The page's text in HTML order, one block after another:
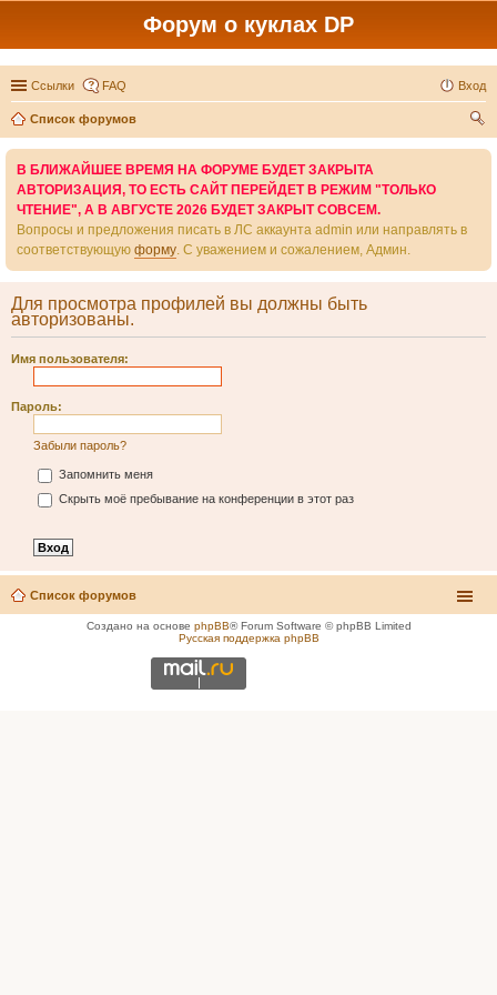
Форум о куклах DP
Ссылки FAQ Вход
Список форумов
В БЛИЖАЙШЕЕ ВРЕМЯ НА ФОРУМЕ БУДЕТ ЗАКРЫТА
АВТОРИЗАЦИЯ, ТО ЕСТЬ САЙТ ПЕРЕЙДЕТ В РЕЖИМ "ТОЛЬКО
ЧТЕНИЕ", А В АВГУСТЕ 2026 БУДЕТ ЗАКРЫТ СОВСЕМ.
Вопросы и предложения писать в ЛС аккаунта admin или направлять в
соответствующую форму. С уважением и сожалением, Админ.
Для просмотра профилей вы должны быть
авторизованы.
Имя пользователя:
Пароль:
Забыли пароль?
Запомнить меня
Скрыть моё пребывание на конференции в этот раз
Список форумов
Создано на основе phpBB® Forum Software © phpBB Limited
Русская поддержка phpBB